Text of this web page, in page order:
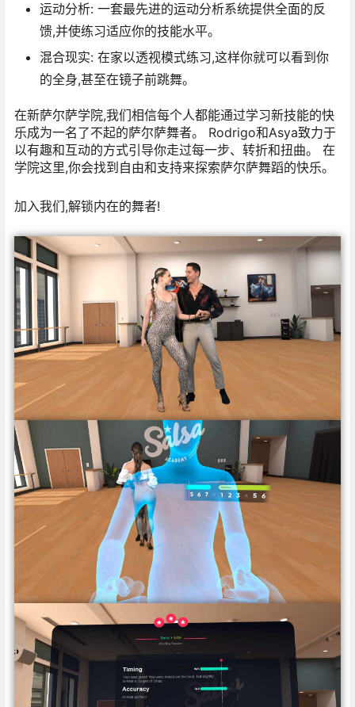
运动分析: 一套最先进的运动分析系统提供全面的反
馈,并使练习适应你的技能水平。
混合现实: 在家以透视模式练习,这样你就可以看到你
的全身,甚至在镜子前跳舞。
在新萨尔萨学院,我们相信每个人都能通过学习新技能的快
乐成为一名了不起的萨尔萨舞者。 Rodrigo和Asya致力于
以有趣和互动的方式引导你走过每一步、转折和扭曲。 在
学院这里,你会找到自由和支持来探索萨尔萨舞蹈的快乐。
加入我们,解锁内在的舞者!